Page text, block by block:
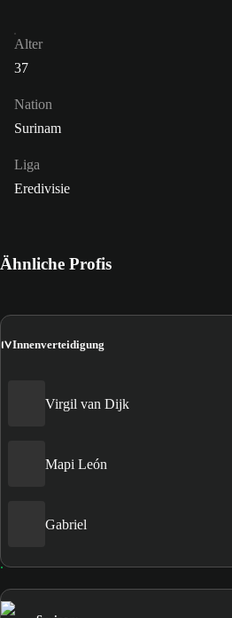
Alter
37
Nation
Surinam
Liga
Eredivisie
Ähnliche Profis
IVInnenverteidigung
Virgil van Dijk
Mapi León
Gabriel